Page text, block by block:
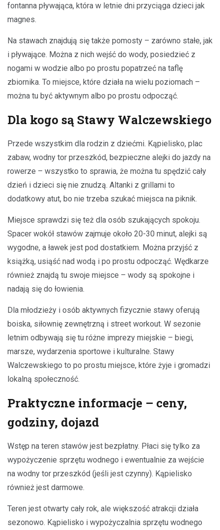
fontanna pływająca, która w letnie dni przyciąga dzieci jak
magnes.
Na stawach znajdują się także pomosty – zarówno stałe, jak
i pływające. Można z nich wejść do wody, posiedzieć z
nogami w wodzie albo po prostu popatrzeć na taflę
zbiornika. To miejsce, które działa na wielu poziomach –
można tu być aktywnym albo po prostu odpocząć.
Dla kogo są Stawy Walczewskiego
Przede wszystkim dla rodzin z dziećmi. Kąpielisko, plac
zabaw, wodny tor przeszkód, bezpieczne alejki do jazdy na
rowerze – wszystko to sprawia, że można tu spędzić cały
dzień i dzieci się nie znudzą. Altanki z grillami to
dodatkowy atut, bo nie trzeba szukać miejsca na piknik.
Miejsce sprawdzi się też dla osób szukających spokoju.
Spacer wokół stawów zajmuje około 20-30 minut, alejki są
wygodne, a ławek jest pod dostatkiem. Można przyjść z
książką, usiąść nad wodą i po prostu odpocząć. Wędkarze
również znajdą tu swoje miejsce – wody są spokojne i
nadają się do łowienia.
Dla młodzieży i osób aktywnych fizycznie stawy oferują
boiska, siłownię zewnętrzną i street workout. W sezonie
letnim odbywają się tu różne imprezy miejskie – biegi,
marsze, wydarzenia sportowe i kulturalne. Stawy
Walczewskiego to po prostu miejsce, które żyje i gromadzi
lokalną społeczność.
Praktyczne informacje – ceny,
godziny, dojazd
Wstęp na teren stawów jest bezpłatny. Płaci się tylko za
wypożyczenie sprzętu wodnego i ewentualnie za wejście
na wodny tor przeszkód (jeśli jest czynny). Kąpielisko
również jest darmowe.
Teren jest otwarty cały rok, ale większość atrakcji działa
sezonowo. Kąpielisko i wypożyczalnia sprzętu wodnego